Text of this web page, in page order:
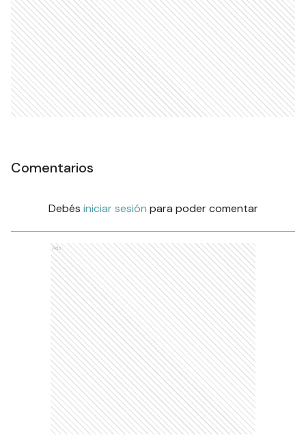
Comentarios
Debés iniciar sesión para poder comentar
Ads